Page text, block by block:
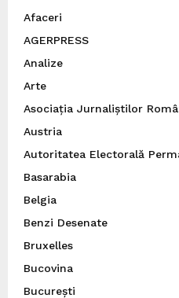
Afaceri
AGERPRESS
Analize
Arte
Asociația Jurnaliștilor
Austria
Autoritatea Electorală
Basarabia
Belgia
Benzi Desenate
Bruxelles
Bucovina
București